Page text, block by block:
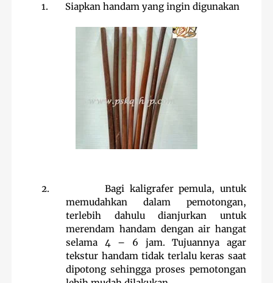
1. Siapkan handam yang ingin digunakan
2.
Bagi kaligrafer pemula, untuk
memudahkan dalam pemotongan,
terlebih dahulu dianjurkan untuk
merendam handam dengan air hangat
selama 4 – 6 jam. Tujuannya agar
tekstur handam tidak terlalu keras saat
dipotong sehingga proses pemotongan